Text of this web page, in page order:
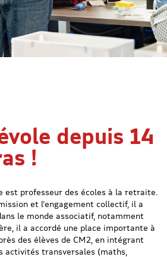
depuis 14
!
est professeur des écoles à la retraite.
et l’engagement collectif, il a
le monde associatif, notamment
il a accordé une place importante à
des élèves de CM2, en intégrant
activités transversales (maths,